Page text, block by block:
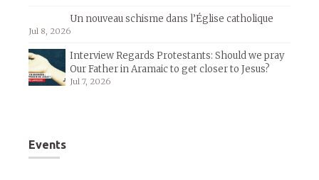
Un nouveau schisme dans l’Église catholique
Jul 8, 2026
Interview Regards Protestants: Should we pray
Our Father in Aramaic to get closer to Jesus?
Jul 7, 2026
Events